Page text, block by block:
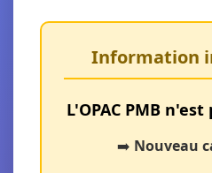
Information
L'OPAC PMB
➡️ Nouveau